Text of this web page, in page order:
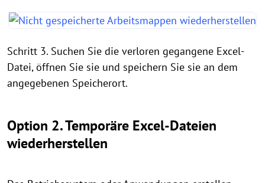
Schritt 3. Suchen Sie die verloren gegangene Excel-
Datei, öffnen Sie sie und speichern Sie sie an dem
angegebenen Speicherort.
Option 2. Temporäre Excel-Dateien
wiederherstellen